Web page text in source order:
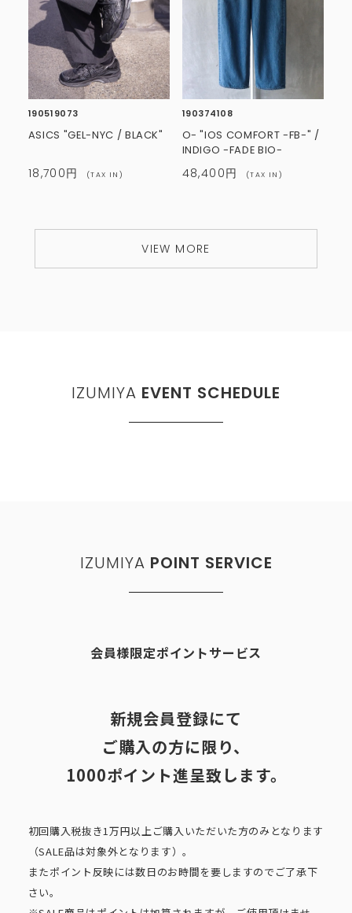
190519073
ASICS "GEL-NYC / BLACK"
18,700円 (TAX IN)
190374108
O- "IOS COMFORT -FB-" /
INDIGO -FADE BIO-
48,400円 (TAX IN)
VIEW MORE
IZUMIYA EVENT SCHEDULE
IZUMIYA POINT SERVICE
会員様限定ポイントサービス
新規会員登録にて
ご購入の方に限り、
1000ポイント進呈致します。
初回購入税抜き1万円以上ご購入いただいた方のみとなります
（SALE品は対象外となります）。
またポイント反映には数日のお時間を要しますのでご了承下
さい。